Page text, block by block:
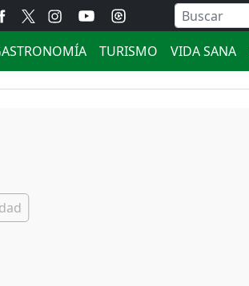
TURISMO VIDA SANA